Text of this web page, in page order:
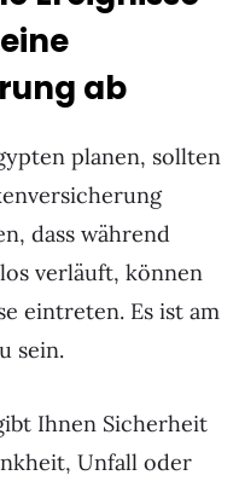
ab
planen, sollten
dass während
verläuft, können
eintreten. Es ist am
sein.
Ihnen Sicherheit
Unfall oder